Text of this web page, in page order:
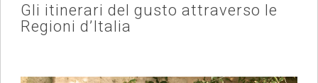
Gli itinerari del gusto attraverso le
Regioni d’Italia